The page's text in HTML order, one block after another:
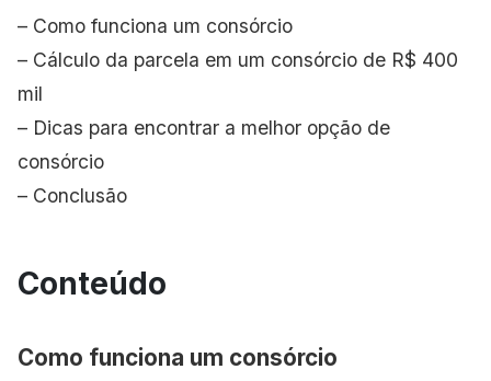
– Como funciona um consórcio
– Cálculo da parcela em um consórcio de R$ 400
mil
– Dicas para encontrar a melhor opção de
consórcio
– Conclusão
Conteúdo
Como funciona um consórcio